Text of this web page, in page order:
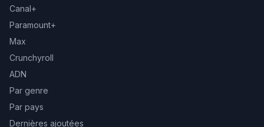
Canal+
Paramount+
Max
Crunchyroll
ADN
Par genre
Par pays
Dernières ajoutées